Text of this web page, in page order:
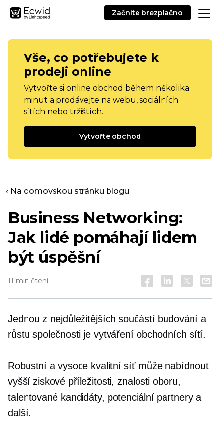
Začnite brezplačno
Vše, co potřebujete k
prodeji online
Vytvořte si online obchod během několika
minut a prodávejte na webu, sociálních
sítích nebo tržištích.
Vytvořte obchod
‹ Na domovskou stránku blogu
Business Networking:
Jak lidé pomáhají lidem
být úspěšní
11 min čtení
Jednou z nejdůležitějších součástí budování a
růstu společnosti je vytváření obchodních sítí.
Robustní a vysoce kvalitnísíť může nabídnout
vyšší ziskové příležitosti, znalosti oboru,
talentované kandidáty, potenciální partnery a
další.